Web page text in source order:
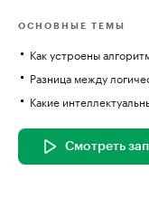
ОСНОВНЫЕ ТЕМЫ
Как устроены
Разница между
Какие
Смотреть